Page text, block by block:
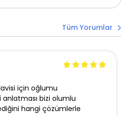
Tüm Yorumlar
için oğlumu
bizi olumlu
hangi çözümlerle